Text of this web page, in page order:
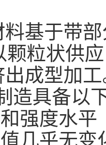
基于带
颗粒状供
成型加
造具备以
强度水平
几乎无变